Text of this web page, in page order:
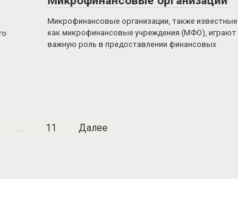
Микрофинансовые организации, также известные
как микрофинансовые учреждения (МФО), играют
важную роль в предоставлении финансовых
… 11 Далее